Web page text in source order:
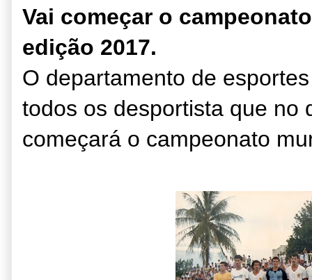
Vai começar o
edição 2017.
O departamento de
todos os desportista que no
começará o campeonato